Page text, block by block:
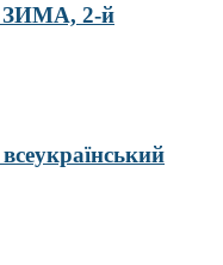
2-й